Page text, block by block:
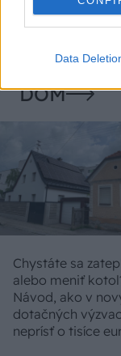
Data
vás môžu
prekvapiť
DOM
Chystáte sa
alebo meniť
Návod, ako v
dotačných
neprísť o tisíce